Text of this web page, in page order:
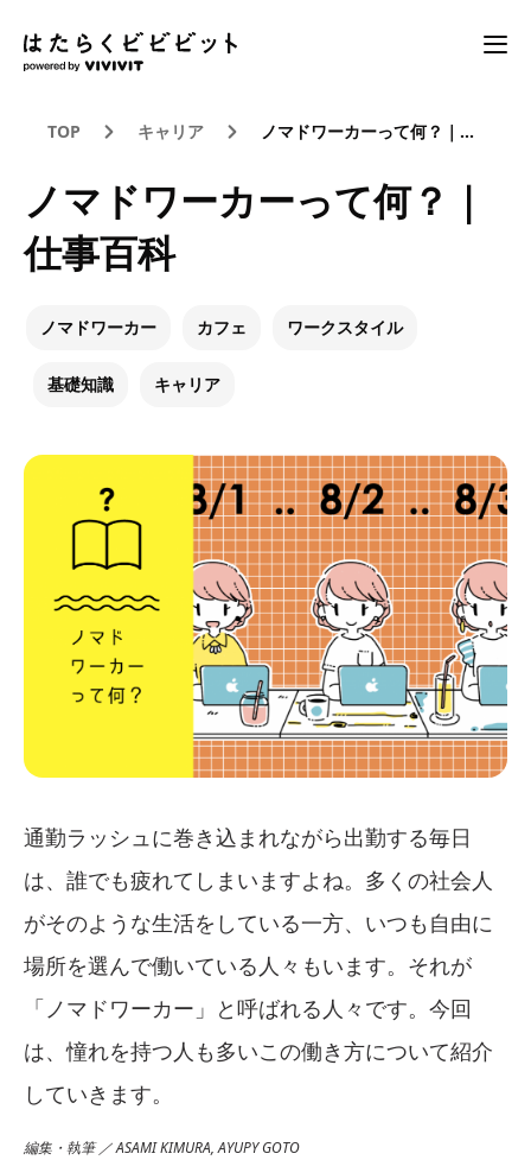
TOP キャリア ノマドワーカーって何？｜仕事百科
ノマドワーカーって何？｜
仕事百科
ノマドワーカー カフェ ワークスタイル
基礎知識 キャリア
通勤ラッシュに巻き込まれながら出勤する毎日
は、誰でも疲れてしまいますよね。多くの社会人
がそのような生活をしている一方、いつも自由に
場所を選んで働いている人々もいます。それが
「ノマドワーカー」と呼ばれる人々です。今回
は、憧れを持つ人も多いこの働き方について紹介
していきます。
編集・執筆 ／ ASAMI KIMURA, AYUPY GOTO